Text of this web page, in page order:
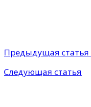
Предыдущая статья
Следующая статья